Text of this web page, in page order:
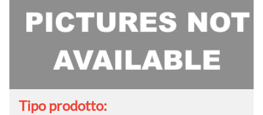
Tipo prodotto: